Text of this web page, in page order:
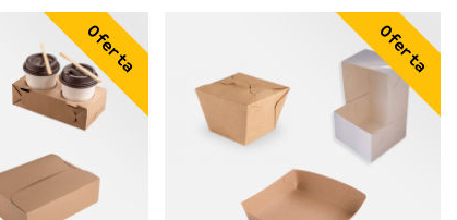
Oferta Oferta